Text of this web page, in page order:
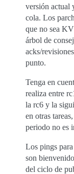
versión actual
cola. Los
que no sea
árbol de
acks/
punto.
Tenga en
realiza entre
la rc6 y la
en otras
periodo no es
Los pings
son
del ciclo de